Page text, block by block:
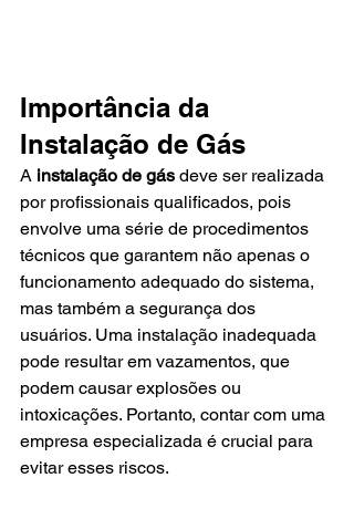
Importância da
Instalação de Gás
A instalação de gás deve ser realizada
por profissionais qualificados, pois
envolve uma série de procedimentos
técnicos que garantem não apenas o
funcionamento adequado do sistema,
mas também a segurança dos
usuários. Uma instalação inadequada
pode resultar em vazamentos, que
podem causar explosões ou
intoxicações. Portanto, contar com uma
empresa especializada é crucial para
evitar esses riscos.